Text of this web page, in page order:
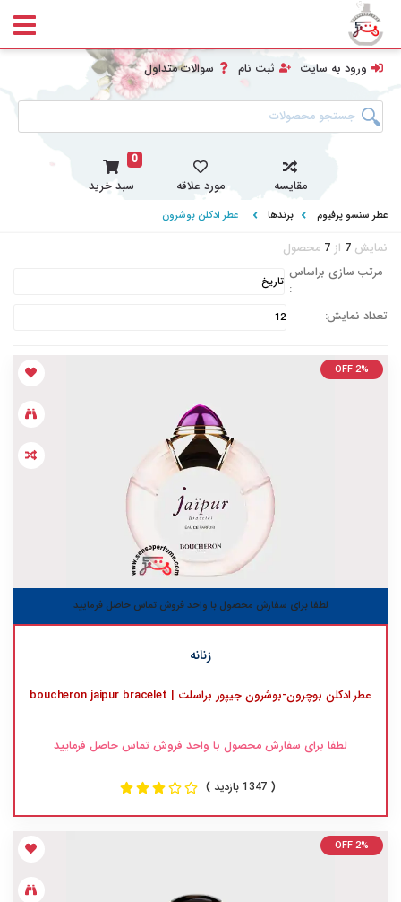
ورود به سایت ثبت نام سوالات متداول
مقایسه مورد علاقه
0
سبد خرید
عطر سنسو پرفیوم برندها عطر ادکلن بوشرون
نمایش 7 از 7 محصول
مرتب سازی براساس
:
تعداد نمایش:
OFF 2%
لطفا برای سفارش محصول با واحد فروش تماس حاصل فرمایید
زنانه
عطر ادکلن بوچرون-بوشرون جیپور براسلت | boucheron jaipur bracelet
لطفا برای سفارش محصول با واحد فروش تماس حاصل فرمایید
( 1347 بازدید )
OFF 2%